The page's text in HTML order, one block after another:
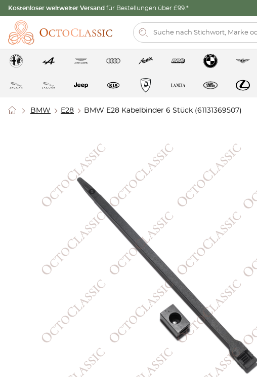
Kostenloser weltweiter Versand für Bestellungen über £99.*
BMW E28 BMW E28 Kabelbinder 6 Stück (61131369507)